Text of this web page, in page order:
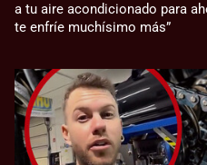
a tu aire acondicionado para
te enfríe muchísimo más”